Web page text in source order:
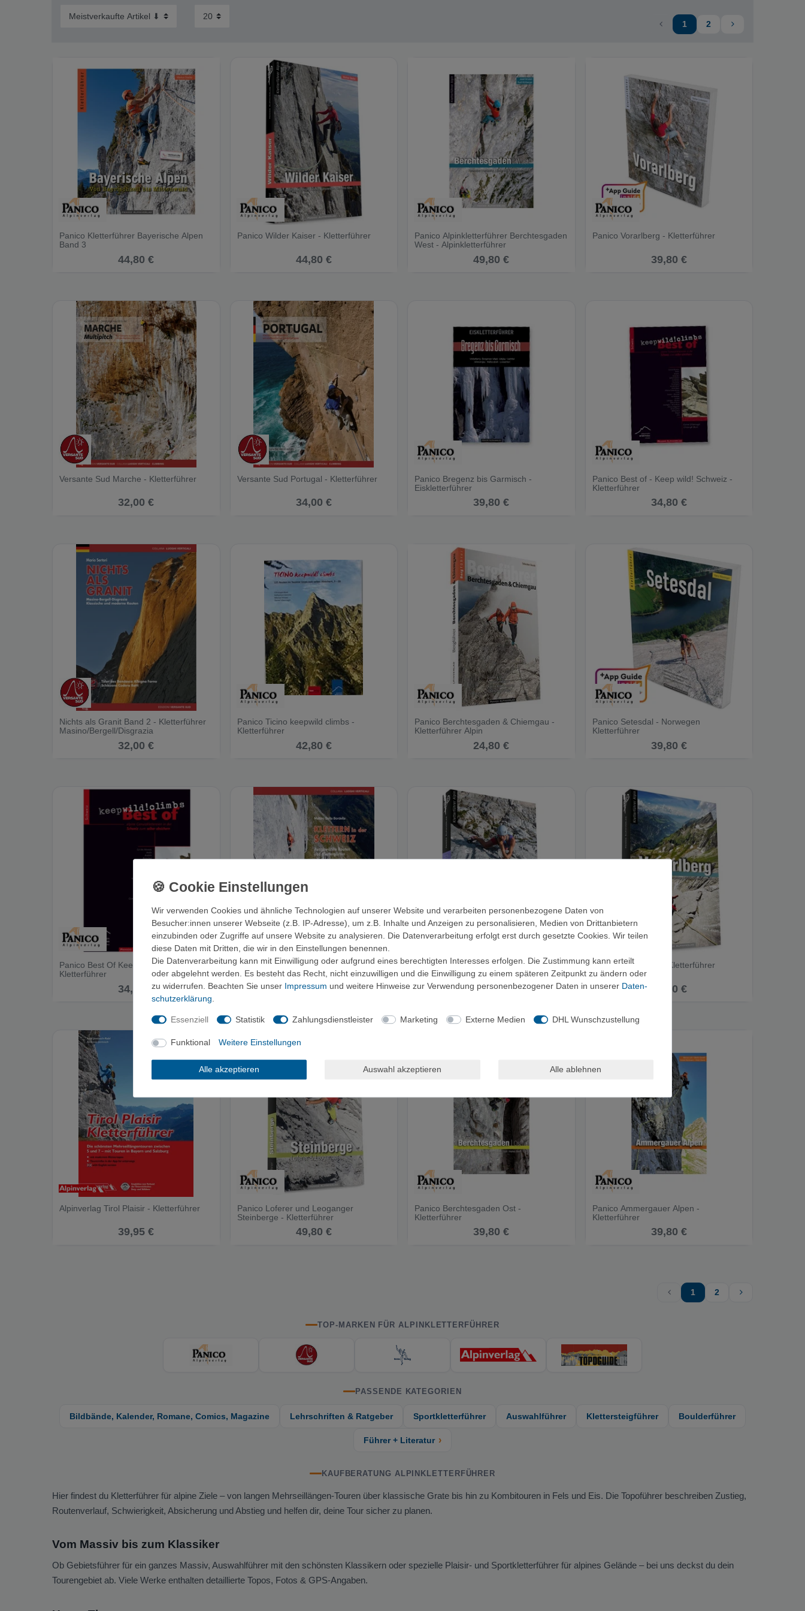
1 2
Panico Kletterführer Bayerische Alpen
Band 3
44,80 €
Panico Wilder Kaiser - Kletterführer
44,80 €
Panico Alpinkletterführer Berchtesgaden
West - Alpinkletterführer
49,80 €
Panico Vorarlberg - Kletterführer
39,80 €
Versante Sud Marche - Kletterführer
32,00 €
Versante Sud Portugal - Kletterführer
34,00 €
Panico Bregenz bis Garmisch -
Eiskletterführer
39,80 €
Panico Best of - Keep wild! Schweiz -
Kletterführer
34,80 €
Nichts als Granit Band 2 - Kletterführer
Masino/Bergell/Disgrazia
32,00 €
Panico Ticino keepwild climbs -
Kletterführer
42,80 €
Panico Berchtesgaden & Chiemgau -
Kletterführer Alpin
24,80 €
Panico Setesdal - Norwegen
Kletterführer
39,80 €
Panico Best Of KeepWild Schweiz -
Kletterführer
34,80 €
Klettern in der Schweiz - Ausgewählte
Routen und Klettergärten
35,00 €
Panico Wetterstein Nord -
Alpinkletterführer
39,80 €
Panico Vorarlberg - Kletterführer
44,80 €
Alpinverlag Tirol Plaisir - Kletterführer
39,95 €
Panico Loferer und Leoganger
Steinberge - Kletterführer
49,80 €
Panico Berchtesgaden Ost -
Kletterführer
39,80 €
Panico Ammergauer Alpen -
Kletterführer
39,80 €
1 2
TOP-MARKEN FÜR ALPINKLETTERFÜHRER
PASSENDE KATEGORIEN
Bildbände, Kalender, Romane, Comics, Magazine Lehrschriften & Ratgeber Sportkletterführer Auswahlführer Klettersteigführer Boulderführer
Führer + Literatur ›
KAUFBERATUNG ALPINKLETTERFÜHRER
Hier findest du Kletterführer für alpine Ziele – von langen Mehrseillängen-Touren über klassische Grate bis hin zu Kombitouren in Fels und Eis. Die Topoführer beschreiben Zustieg,
Routenverlauf, Schwierigkeit, Absicherung und Abstieg und helfen dir, deine Tour sicher zu planen.
Vom Massiv bis zum Klassiker
Ob Gebietsführer für ein ganzes Massiv, Auswahlführer mit den schönsten Klassikern oder spezielle Plaisir- und Sportkletterführer für alpines Gelände – bei uns deckst du dein
Tourengebiet ab. Viele Werke enthalten detaillierte Topos, Fotos & GPS-Angaben.
Wir verwenden Cookies und ähnliche Technologien auf unserer Website und verarbeiten personenbezogene Daten von
Besucher:innen unserer Webseite (z.B. IP-Adresse), um z.B. Inhalte und Anzeigen zu personalisieren, Medien von Drittanbietern
einzubinden oder Zugriffe auf unsere Website zu analysieren. Die Datenverarbeitung erfolgt erst durch gesetzte Cookies. Wir teilen
diese Daten mit Dritten, die wir in den Einstellungen benennen.
Die Datenverarbeitung kann mit Einwilligung oder aufgrund eines berechtigten Interesses erfolgen. Die Zustimmung kann erteilt
oder abgelehnt werden. Es besteht das Recht, nicht einzuwilligen und die Einwilligung zu einem späteren Zeitpunkt zu ändern oder
zu widerrufen. Beachten Sie unser Impressum und weitere Hinweise zur Verwendung personenbezogener Daten in unserer Daten­
schutz­erklärung
Essenziell Statistik Zahlungsdienstleister Marketing Externe Medien DHL Wunschzustellung
Funktional Weitere Einstellungen
Alle akzeptieren Auswahl akzeptieren Alle ablehnen